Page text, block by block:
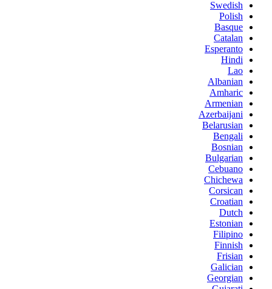
Swedish
Polish
Basque
Catalan
Esperanto
Hindi
Lao
Albanian
Amharic
Armenian
Azerbaijani
Belarusian
Bengali
Bosnian
Bulgarian
Cebuano
Chichewa
Corsican
Croatian
Dutch
Estonian
Filipino
Finnish
Frisian
Galician
Georgian